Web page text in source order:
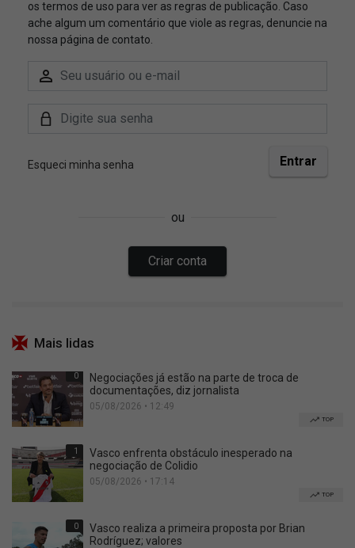
Mais lidas
0
Negociações já estão na parte de troca de
documentações, diz jornalista
05/08/2026 • 12:49
TOP
1
Vasco enfrenta obstáculo inesperado na
negociação de Colidio
05/08/2026 • 17:14
TOP
0
Vasco realiza a primeira proposta por Brian
Rodríguez; valores